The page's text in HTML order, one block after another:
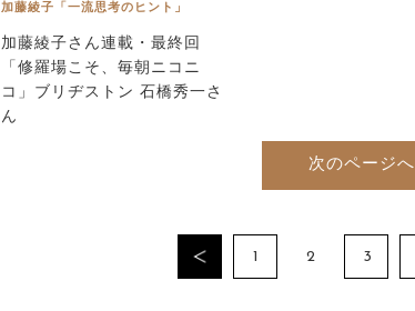
加藤綾子「一流思考のヒント」
加藤綾子さん連載・最終回
「修羅場こそ、毎朝ニコニ
コ」ブリヂストン 石橋秀一さ
ん
次のページへ
1 2 3